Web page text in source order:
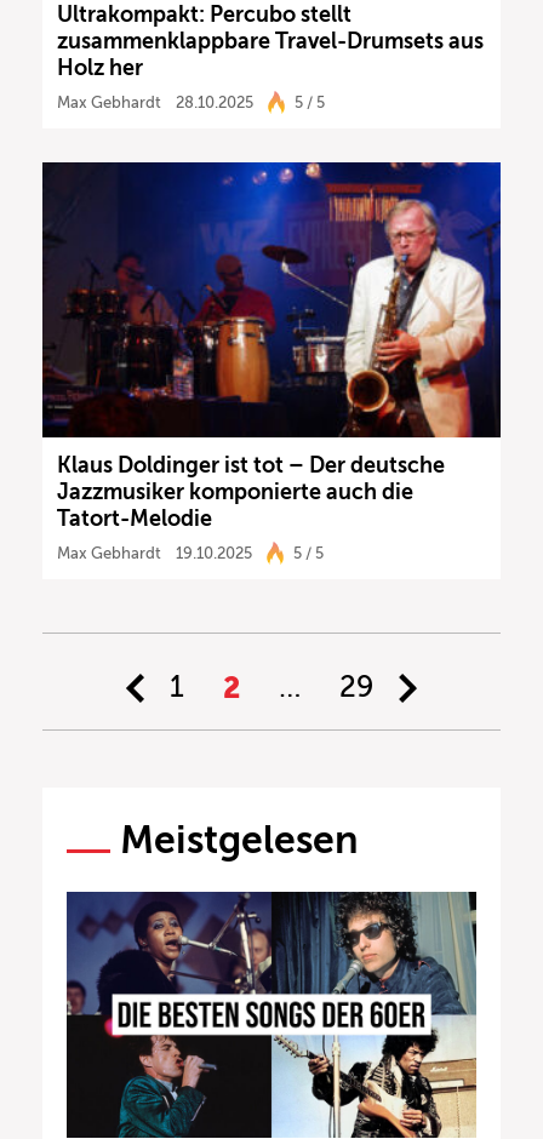
Ultrakompakt: Percubo stellt
zusammenklappbare Travel-Drumsets aus
Holz her
Max Gebhardt 28.10.2025 5 / 5
Klaus Doldinger ist tot – Der deutsche
Jazzmusiker komponierte auch die
Tatort-Melodie
Max Gebhardt 19.10.2025 5 / 5
1 2 … 29
Meistgelesen